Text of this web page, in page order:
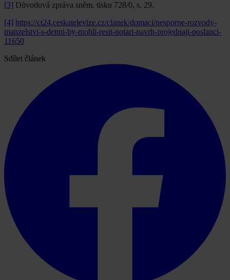
[3] Důvodová zpráva sněm. tisku 728/0, s. 29.
[4] https://ct24.ceskatelevize.cz/clanek/domaci/nesporne-rozvody-
manzelstvi-s-detmi-by-mohli-resit-notari-navrh-projednaji-poslanci-
11650
Sdílet článek